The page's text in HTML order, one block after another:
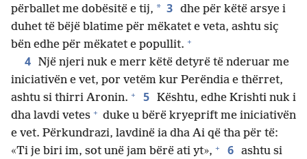
përballet me dobësitë e tij, * 3 dhe për këtë arsye i
duhet të bëjë blatime për mëkatet e veta, ashtu siç
bën edhe për mëkatet e popullit. +
4 Një njeri nuk e merr këtë detyrë të nderuar me
iniciativën e vet, por vetëm kur Perëndia e thërret,
ashtu si thirri Aronin. + 5 Kështu, edhe Krishti nuk i
dha lavdi vetes + duke u bërë kryeprift me iniciativën
e vet. Përkundrazi, lavdinë ia dha Ai që tha për të:
«Ti je biri im, sot unë jam bërë ati yt», + 6 ashtu si